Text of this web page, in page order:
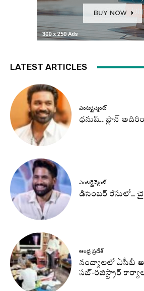
LATEST ARTICLES
ఎంటర్టైన్మెంట్
ధనుష్‌.. ప్లాన్
ఎంటర్టైన్మెంట్
డిసెంబర్ రేసులో..
ఆంధ్ర ప్రదేశ్
నంద్యాలలో ఏసీబీ
సబ్-రిజిస్ట్రార్